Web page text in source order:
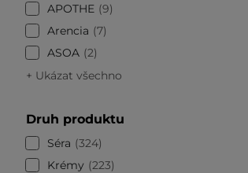
APOTHE 9
Arencia
7
ASOA 2
+ Ukázat všechno
Druh produktu
Séra
324
Krémy
223